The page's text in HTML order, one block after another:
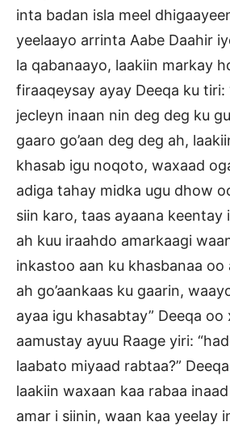
inta badan isla meel
yeelaayo arrinta Aabe Daahir
la qabanaayo, laakiin markay
firaaqeysay ayay Deeqa ku tiri:
jecleyn inaan nin deg deg ku
gaaro go’aan deg deg ah,
khasab igu noqoto, waxaad
adiga tahay midka ugu dhow
siin karo, taas ayaana keentay
ah kuu iraahdo amarkaagi
inkastoo aan ku khasbanaa oo
ah go’aankaas ku gaarin,
ayaa igu khasabtay” Deeqa oo
aamustay ayuu Raage yiri:
laabato miyaad rabtaa?”
laakiin waxaan kaa rabaa
amar i siinin, waan kaa yeelay